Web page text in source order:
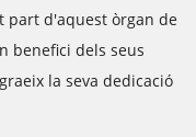
part d'aquest òrgan de
benefici dels seus
la seva dedicació